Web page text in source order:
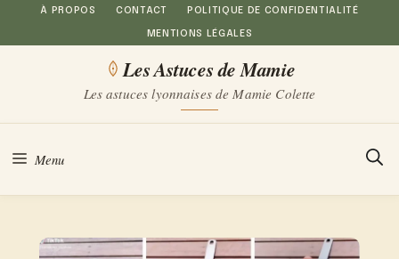
Aller
au
À PROPOS CONTACT POLITIQUE DE CONFIDENTIALITÉ
MENTIONS LÉGALES
Les Astuces de Mamie
Les astuces lyonnaises de Mamie Colette
Menu